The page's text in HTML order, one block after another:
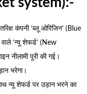
कंपनी ‘ब्लू ओरिजिन’ (Blue
वाले ‘न्यू शेफर्ड’ (New
नीलामी पूरी की गई।
भरेगा।
न्यू शेफर्ड पर उड़ान भरने का